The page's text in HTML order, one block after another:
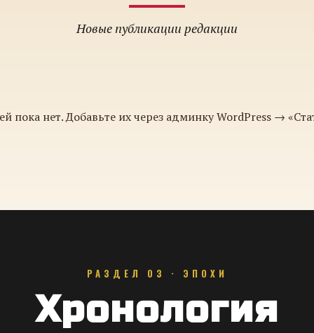
Новые публикации редакции
пока нет. Добавьте их через админку WordPress →
РАЗДЕЛ 03 · ЭПОХИ
Хронология